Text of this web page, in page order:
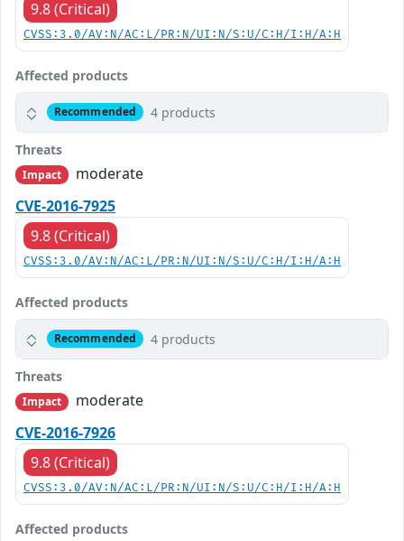
9.8 (Critical)
CVSS:3.0/AV:N/AC:L/PR:N/UI:N/S:U/C:H/I:H/A:H
Affected products
Recommended 4 products
Threats
Impact
moderate
CVE-2016-7925
9.8 (Critical)
CVSS:3.0/AV:N/AC:L/PR:N/UI:N/S:U/C:H/I:H/A:H
Affected products
Recommended 4 products
Threats
Impact
moderate
CVE-2016-7926
9.8 (Critical)
CVSS:3.0/AV:N/AC:L/PR:N/UI:N/S:U/C:H/I:H/A:H
Affected products